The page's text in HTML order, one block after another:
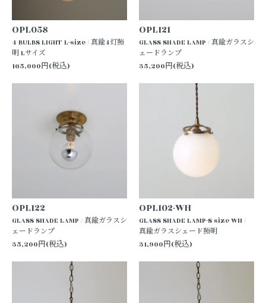
OPL058
4 BULBS LIGHT L-size / 真鍮4灯照
明 Lサイズ
165,000円(税込)
OPL121
GLASS SHADE LAMP / 真鍮ガラスシ
ェードランプ
35,200円(税込)
OPL122
GLASS SHADE LAMP / 真鍮ガラスシ
ェードランプ
35,200円(税込)
OPL102-WH
GLASS SHADE LAMP-S size WH /
真鍮ガラスシェード照明
31,900円(税込)